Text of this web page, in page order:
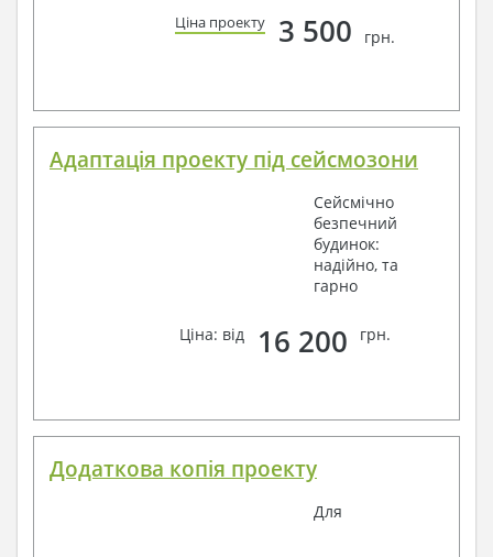
Ціна проекту 3 500 грн.
Адаптація проекту під сейсмозони
Сейсмічно
безпечний
будинок:
надійно, та
гарно
Ціна: від 16 200 грн.
Додаткова копія проекту
Для